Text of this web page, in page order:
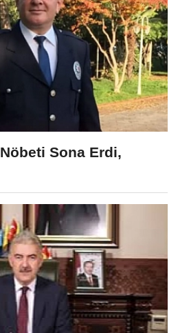
Sona Erdi,